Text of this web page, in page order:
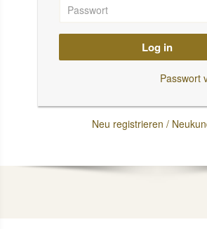
Log in
Passwort
Neu registrieren /